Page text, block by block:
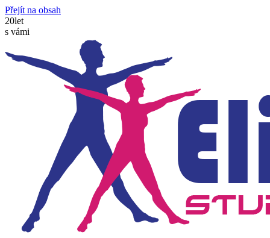
Přejít na obsah
20let
s vámi